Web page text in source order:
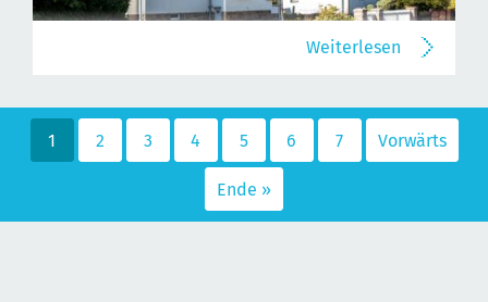
Weiterlesen
1 2 3 4 5 6 7 Vorwärts
Ende »